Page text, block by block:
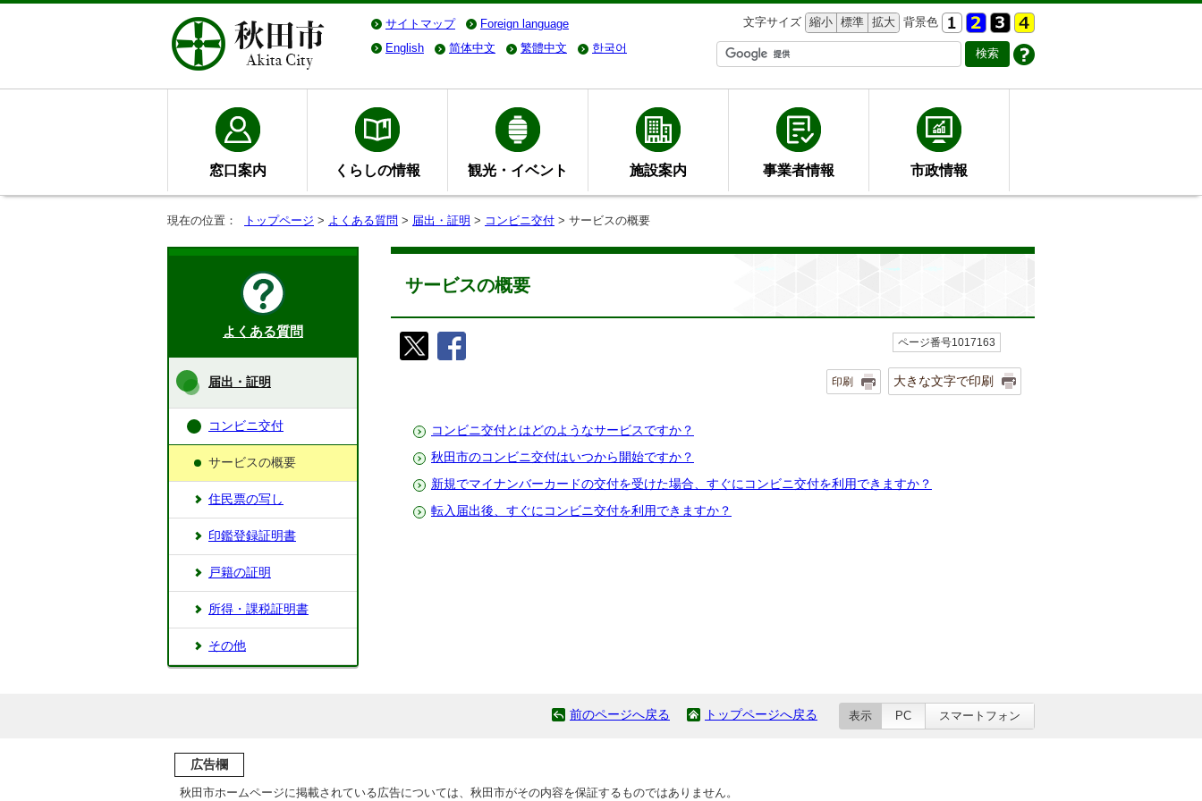
サイトマップ Foreign language 文字サイズ 縮小 標準 拡大 背景色
English
简体中文 繁體中文 한국어
窓口案内 くらしの情報 観光・イベント 施設案内 事業者情報 市政情報
現在の位置： トップページ > よくある質問 > 届出・証明 > コンビニ交付 > サービスの概要
サービスの概要
ページ番号1017163
印刷 大きな文字で印刷
コンビニ交付とはどのようなサービスですか？
秋田市のコンビニ交付はいつから開始ですか？
新規でマイナンバーカードの交付を受けた場合、すぐにコンビニ交付を利用できますか？
転入届出後、すぐにコンビニ交付を利用できますか？
よくある質問
届出・証明
コンビニ交付
サービスの概要
住民票の写し
印鑑登録証明書
戸籍の証明
所得・課税証明書
その他
前のページへ戻る トップページへ戻る 表示 PC スマートフォン
広告欄
秋田市ホームページに掲載されている広告については、秋田市がその内容を保証するものではありません。